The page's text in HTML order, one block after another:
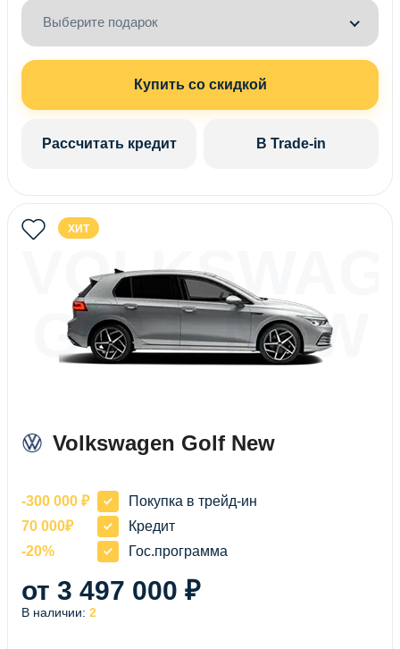
Выберите подарок
Купить со скидкой
Рассчитать кредит В Trade-in
ХИТ
GOLF NEW
Volkswagen Golf New
-300 000 ₽
Покупка в трейд-ин
70 000₽
Кредит
-20%
Гос.программа
от 3 497 000 ₽
В наличии: 2